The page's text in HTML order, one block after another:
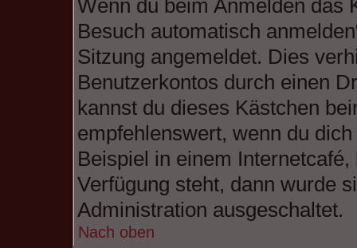
Wenn du beim Anmelden das
Besuch automatisch
Sitzung angemeldet. Dies
Benutzerkontos durch einen
kannst du dieses Kästchen
empfehlenswert, wenn du
Beispiel in einem
Verfügung steht, dann wurde
Administration ausgeschaltet.
Nach oben